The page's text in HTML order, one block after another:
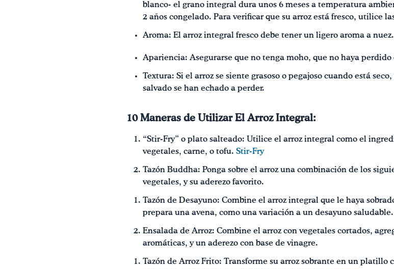
blanco- el grano integral dura unos 6 meses a temperatura
2 años congelado. Para verificar que su arroz está fresco, utilice
Aroma: El arroz integral fresco debe tener un ligero aroma a nuez.
Apariencia: Asegurarse que no tenga moho, que no haya
Textura: Si el arroz se siente grasoso o pegajoso cuando está
salvado se han echado a perder.
10 Maneras de Utilizar El Arroz Integral:
“Stir-Fry” o plato salteado: Utilice el arroz integral como el
vegetales, carne, o tofu. Stir-Fry
Tazón Buddha: Ponga sobre el arroz una combinación de los
vegetales, y su aderezo favorito.
Tazón de Desayuno: Combine el arroz integral que le haya
prepara una avena, como una variación a un desayuno saludable.
Ensalada de Arroz: Combine el arroz con vegetales cortados,
aromáticas, y un aderezo con base de vinagre.
Tazón de Arroz Frito: Transforme su arroz sobrante en un platillo